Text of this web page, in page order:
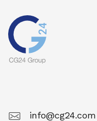
info@cg24.com